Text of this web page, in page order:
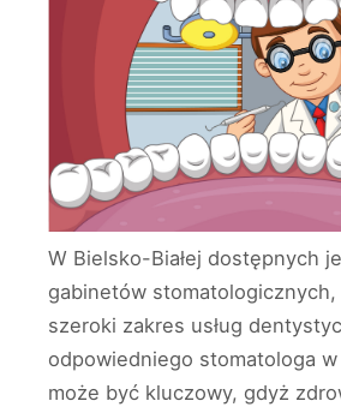
W Bielsko-Białej dostępnych
gabinetów
szeroki zakres usług
odpowiedniego stomatologa
może być kluczowy, gdyż